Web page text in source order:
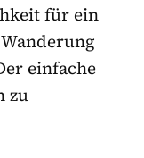
für ein
einfache
zu